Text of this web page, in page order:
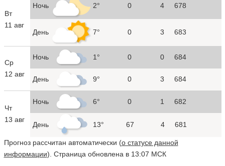
Вт
11 авг
Ночь 2° 0 4 678
День 7° 0 3 683
Ср
12 авг
Ночь 1° 0 0 684
День 9° 0 3 684
Чт
13 авг
Ночь 6° 0 1 682
День 13° 67 4 681
Прогноз рассчитан автоматически (о статусе данной
информации). Страница обновлена в 13:07 МСК